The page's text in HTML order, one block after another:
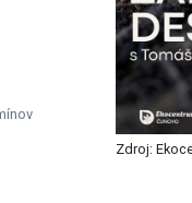
Zdroj: